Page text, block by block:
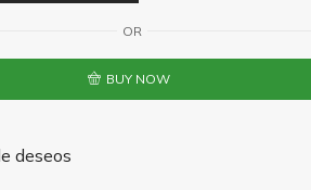
OR
BUY NOW
deseos